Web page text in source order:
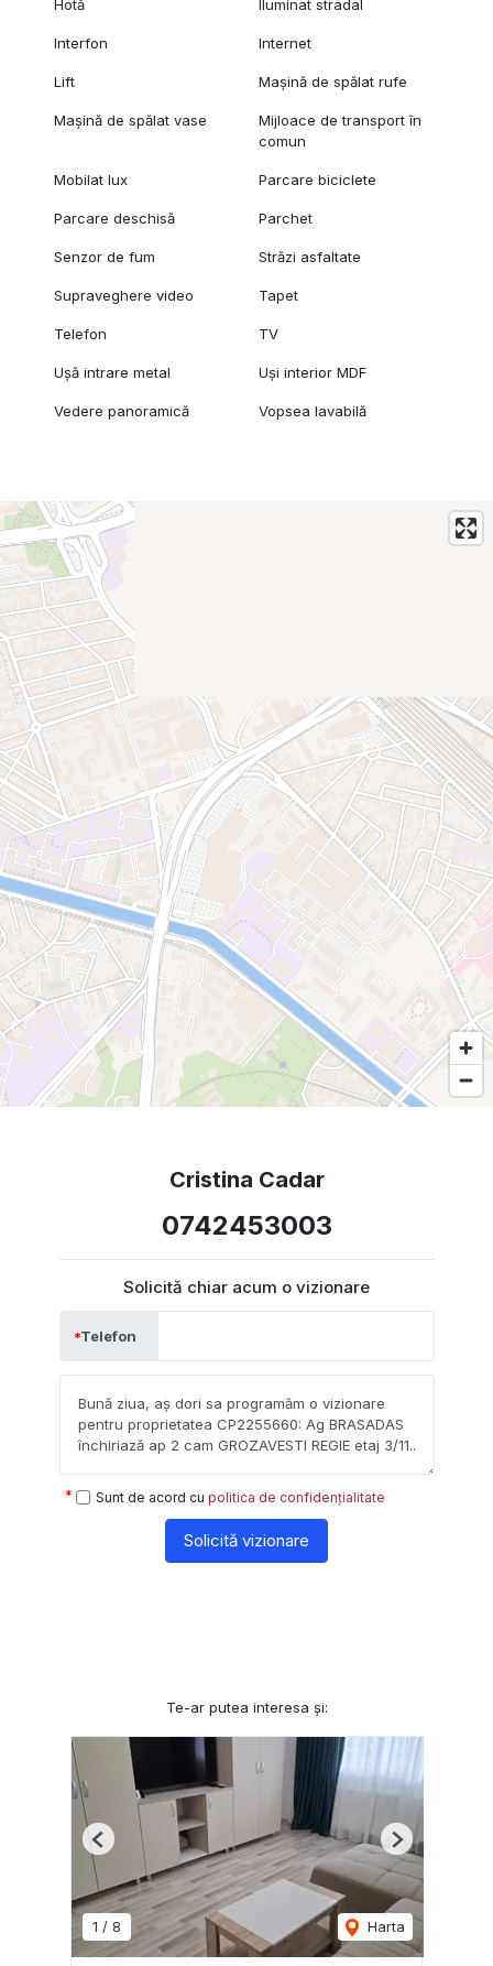
Hotă Iluminat stradal
Interfon Internet
Lift Mașină de spălat rufe
Mașină de spălat vase
Mijloace de transport în
comun
Mobilat lux Parcare biciclete
Parcare deschisă Parchet
Senzor de fum Străzi asfaltate
Supraveghere video Tapet
Telefon TV
Ușă intrare metal Uși interior MDF
Vedere panoramică Vopsea lavabilă
Cristina Cadar
0742453003
Solicită chiar acum o vizionare
Telefon
Sunt de acord cu politica de confidențialitate
Solicită vizionare
Te-ar putea interesa și:
1 / 8 Harta
Previous Next